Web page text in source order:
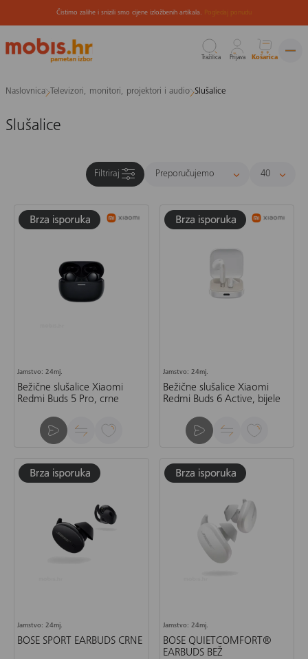
na
Čistimo zalihe i snizili smo cijene izložbenih artikala. Pogledaj ponudu
Tražilica Prijava Košarica
Naslovnica Televizori, monitori, projektori i audio Slušalice
Slušalice
Filtriraj
Jamstvo: 24mj.
Bežične slušalice Xiaomi
Redmi Buds 5 Pro, crne
Jamstvo: 24mj.
Bežične slušalice Xiaomi
Redmi Buds 6 Active, bijele
Jamstvo: 24mj.
BOSE SPORT EARBUDS CRNE
Jamstvo: 24mj.
BOSE QUIETCOMFORT®
EARBUDS BEŽ